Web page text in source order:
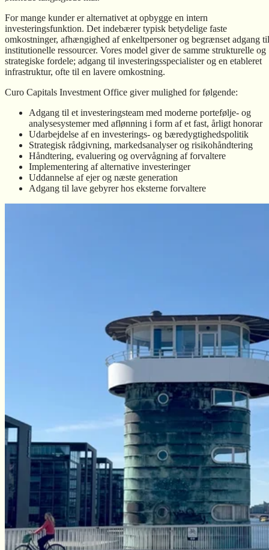
For mange kunder er alternativet at opbygge en intern
investeringsfunktion. Det indebærer typisk betydelige faste
omkostninger, afhængighed af enkeltpersoner og begrænset adgang til
institutionelle ressourcer. Vores model giver de samme strukturelle og
strategiske fordele; adgang til investeringsspecialister og en etableret
infrastruktur, ofte til en lavere omkostning.
Curo Capitals Investment Office giver mulighed for følgende:
Adgang til et investeringsteam med moderne portefølje- og
analysesystemer med aflønning i form af et fast, årligt honorar
Udarbejdelse af en investerings- og bæredygtighedspolitik
Strategisk rådgivning, markedsanalyser og risikohåndtering
Håndtering, evaluering og overvågning af forvaltere
Implementering af alternative investeringer
Uddannelse af ejer og næste generation
Adgang til lave gebyrer hos eksterne forvaltere